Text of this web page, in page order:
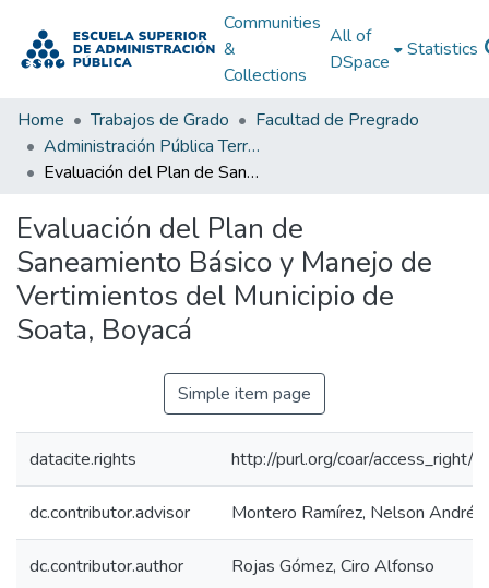
Communities
&
Collections
All of
DSpace
Statistics
Home Trabajos de Grado
Facultad de Pregrado
Administración Pública Territorial (APT)
Evaluación del Plan de Saneamiento Básico y Manejo de Vertimientos del Municipio de Soata, Boyacá
Evaluación del Plan de
Saneamiento Básico y Manejo de
Vertimientos del Municipio de
Soata, Boyacá
Simple item page
datacite.rights http://purl.org/coar/access_right/
dc.contributor.advisor Montero Ramírez, Nelson Andrés
dc.contributor.author Rojas Gómez, Ciro Alfonso